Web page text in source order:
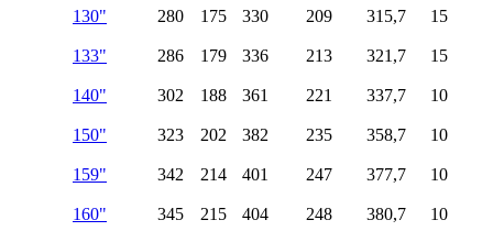
130" 280 175 330 209 315,7 15
133" 286 179 336 213 321,7 15
140" 302 188 361 221 337,7 10
150" 323 202 382 235 358,7 10
159" 342 214 401 247 377,7 10
160" 345 215 404 248 380,7 10